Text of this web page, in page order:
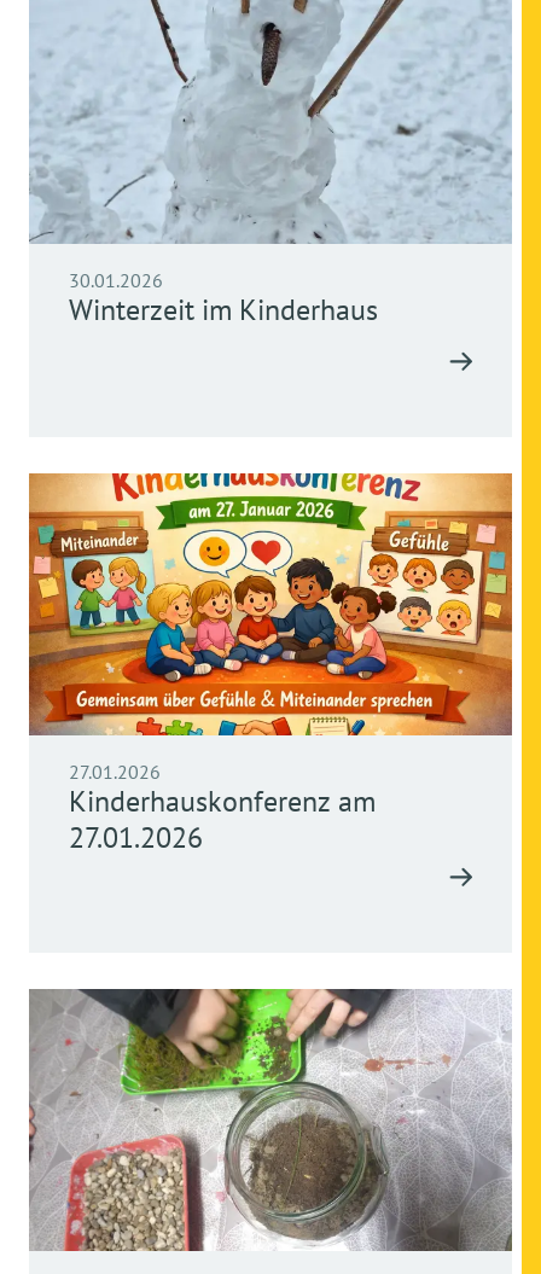
30.01.2026
Winterzeit im Kinderhaus
27.01.2026
Kinderhauskonferenz am
27.01.2026